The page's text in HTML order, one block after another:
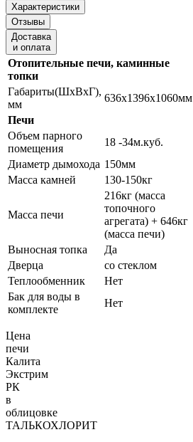
Характеристики
Отзывы
Доставка
и оплата
Отопительные печи, каминные
топки
Габариты(ШхВхГ),
мм
636х1396х1060мм
Печи
Объем парного
помещения
18 -34м.куб.
Диаметр дымохода 150мм
Масса камней
130-150кг
Масса печи
216кг (масса
топочного
агрегата) + 646кг
(масса печи)
Выносная топка
Да
Дверца
со стеклом
Теплообменник
Нет
Бак для воды в
комплекте
Нет
Цена
печи
Калита
Экстрим
РК
в
облицовке
ТАЛЬКОХЛОРИТ